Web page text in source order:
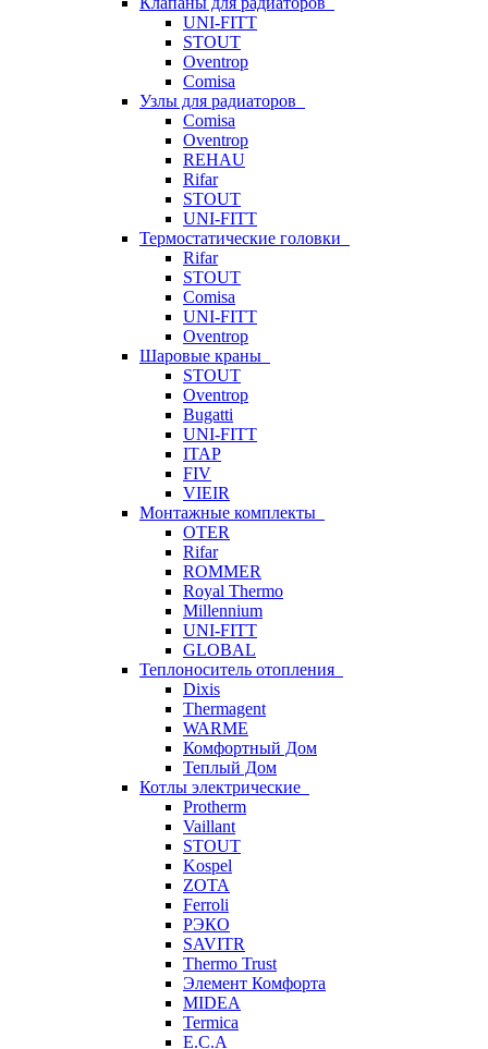
UNI-FITT
STOUT
Oventrop
Comisa
Узлы для радиаторов
Comisa
Oventrop
REHAU
Rifar
STOUT
UNI-FITT
Термостатические головки
Rifar
STOUT
Comisa
UNI-FITT
Oventrop
Шаровые краны
STOUT
Oventrop
Bugatti
UNI-FITT
ITAP
FIV
VIEIR
Монтажные комплекты
OTER
Rifar
ROMMER
Royal Thermo
Millennium
UNI-FITT
GLOBAL
Теплоноситель отопления
Dixis
Thermagent
WARME
Комфортный Дом
Теплый Дом
Котлы электрические
Protherm
Vaillant
STOUT
Kospel
ZOTA
Ferroli
РЭКО
SAVITR
Thermo Trust
Элемент Комфорта
MIDEA
Termica
E.C.A